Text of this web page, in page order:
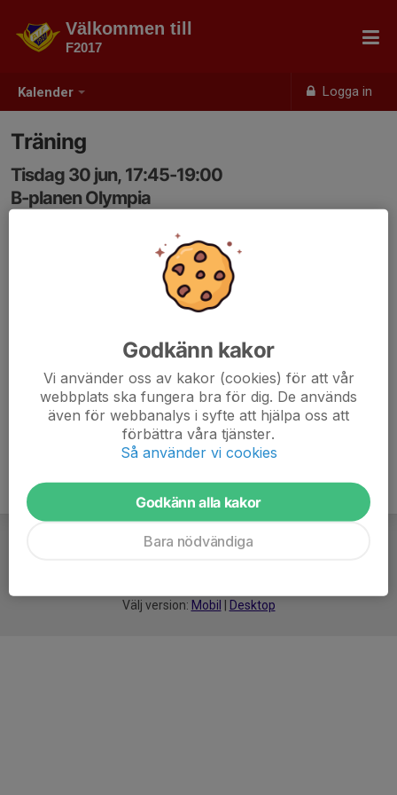
Kalender Logga in
Välkommen till
F2017
Träning
Tisdag 30 jun, 17:45-19:00
B-planen Olympia
Välj version: Mobil Desktop
Godkänn kakor
Vi använder oss av kakor (cookies) för att vår
webbplats ska fungera bra för dig. De används
även för webbanalys i syfte att hjälpa oss att
förbättra våra tjänster.
Så använder vi cookies
Godkänn alla kakor
Bara nödvändiga